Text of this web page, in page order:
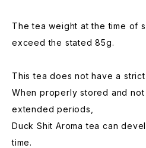
The tea weight at the time of
exceed the stated 85g.
This tea does not have a
When properly stored and
extended periods,
Duck Shit Aroma tea can
time.